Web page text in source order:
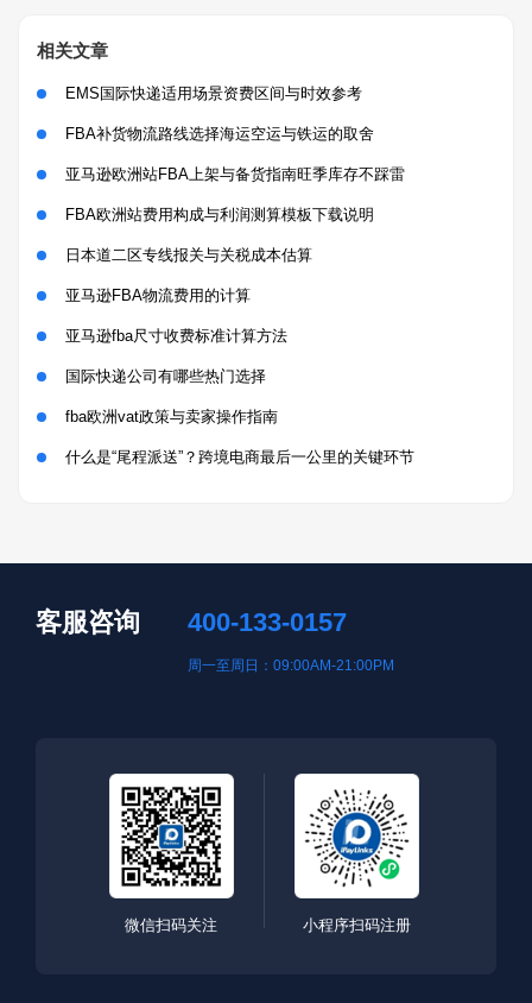
相关文章
EMS国际快递适用场景资费区间与时效参考
FBA补货物流路线选择海运空运与铁运的取舍
亚马逊欧洲站FBA上架与备货指南旺季库存不踩雷
FBA欧洲站费用构成与利润测算模板下载说明
日本道二区专线报关与关税成本估算
亚马逊FBA物流费用的计算
亚马逊fba尺寸收费标准计算方法
国际快递公司有哪些热门选择
fba欧洲vat政策与卖家操作指南
什么是“尾程派送”？跨境电商最后一公里的关键环节
客服咨询 400-133-0157
周一至周日：09:00AM-21:00PM
微信扫码关注 小程序扫码注册